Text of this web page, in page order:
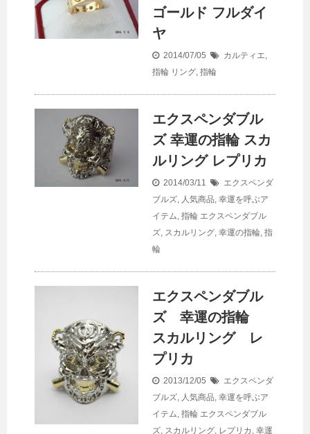
ゴールド フルダイ
ヤ
2014/07/05 カルティエ,
指輪 リング, 指輪
エクスペンダブル
ズ 幸運の指輪 スカ
ルリング レプリカ
2014/03/11
エクスペンダ
ブルズ, 人気商品, 幸運を呼ぶア
イテム, 指輪 エクスペンダブル
ズ, スカルリング, 幸運の指輪, 指
輪
エクスペンダブル
ズ 幸運の指輪
スカルリング レ
プリカ
2013/12/05
エクスペンダ
ブルズ, 人気商品, 幸運を呼ぶア
イテム, 指輪 エクスペンダブル
ズ, スカルリング, レプリカ , 幸運